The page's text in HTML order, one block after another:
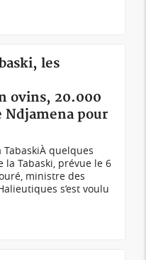
les
ovins, 20.000
Ndjamena pour
quelques
Tabaski, prévue le 6
ministre des
s’est voulu